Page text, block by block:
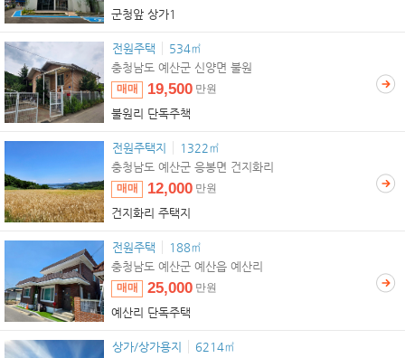
군청앞 상가1
전원주택 534㎡
불원리 단독주책
매매 19,500 만원
충청남도 예산군 신양면 불원
전원주택지 1322㎡
건지화리 주택지
매매 12,000 만원
충청남도 예산군 응봉면 건지화리
전원주택 188㎡
예산리 단독주택
매매 25,000 만원
충청남도 예산군 예산읍 예산리
상가/상가용지 6214㎡